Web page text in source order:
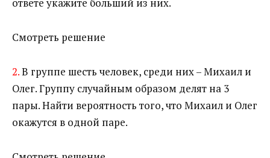
ответе укажите больший из них.
Смотреть решение
2.В группе шесть человек, среди них – Михаил и
Олег. Группу случайным образом делят на 3
пары. Найти вероятность того, что Михаил и Олег
окажутся в одной паре.